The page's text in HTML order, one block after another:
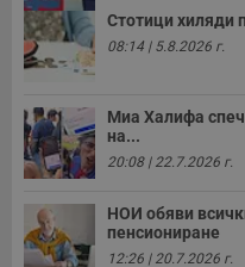
Стотици хиляди
08:14 | 5.8.2026 г.
Миа Халифа
на...
20:08 | 22.7.2026 г.
НОИ обяви
пенсиониране
12:26 | 20.7.2026 г.